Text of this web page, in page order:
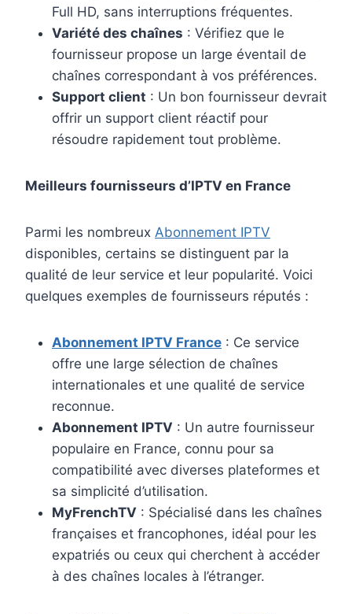
Full HD, sans interruptions fréquentes.
Variété des chaînes : Vérifiez que le
fournisseur propose un large éventail de
chaînes correspondant à vos préférences.
Support client : Un bon fournisseur devrait
offrir un support client réactif pour
résoudre rapidement tout problème.
Meilleurs fournisseurs d’IPTV en France
Parmi les nombreux Abonnement IPTV
disponibles, certains se distinguent par la
qualité de leur service et leur popularité. Voici
quelques exemples de fournisseurs réputés :
Abonnement IPTV France : Ce service
offre une large sélection de chaînes
internationales et une qualité de service
reconnue.
Abonnement IPTV : Un autre fournisseur
populaire en France, connu pour sa
compatibilité avec diverses plateformes et
sa simplicité d’utilisation.
MyFrenchTV : Spécialisé dans les chaînes
françaises et francophones, idéal pour les
expatriés ou ceux qui cherchent à accéder
à des chaînes locales à l’étranger.